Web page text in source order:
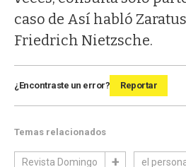
caso de Así habló
Friedrich Nietzsche.
¿Encontraste un error? Reportar
Temas relacionados
Revista Domingo el